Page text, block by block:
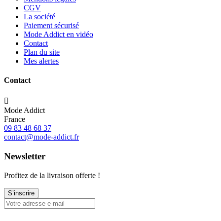
CGV
La société
Paiement sécurisé
Mode Addict en vidéo
Contact
Plan du site
Mes alertes
Contact

Mode Addict
France
09 83 48 68 37
contact@mode-addict.fr
Newsletter
Profitez de la livraison offerte !
S’inscrire